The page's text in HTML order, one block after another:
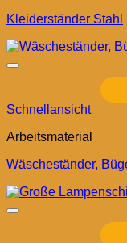
Kleiderständer Stahl
Schnellansicht
Arbeitsmaterial
Wäscheständer,